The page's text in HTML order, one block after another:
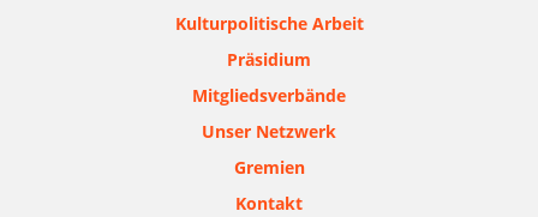
Kulturpolitische Arbeit
Präsidium
Mitgliedsverbände
Unser Netzwerk
Gremien
Kontakt